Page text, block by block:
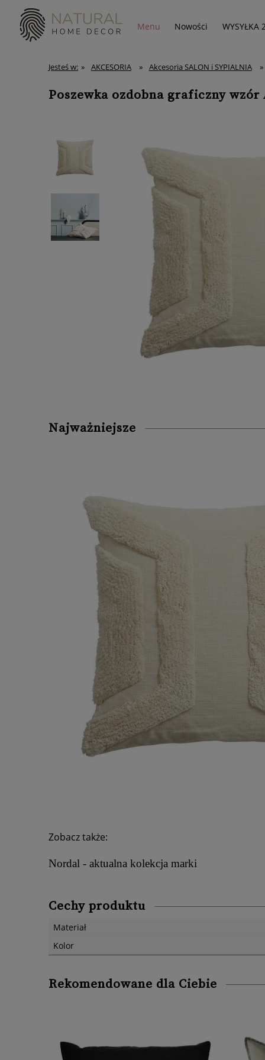
Menu Nowości WYSYŁKA
Jesteś w: » AKCESORIA » Akcesoria SALON i SYPIALNIA »
Poszewka ozdobna graficzny
Najważniejsze
Zobacz także:
Nordal - aktualna kolekcja marki
Cechy produktu
Materiał
Kolor
Rekomendowane dla Ciebie